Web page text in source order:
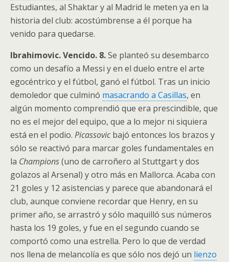
Estudiantes, al Shaktar y al Madrid le meten ya en la
historia del club: acostúmbrense a él porque ha
venido para quedarse.
Ibrahimovic. Vencido. 8.Se planteó su desembarco
como un desafío a Messi y en el duelo entre el arte
egocéntrico y el fútbol, ganó el fútbol. Tras un inicio
demoledor que culminó masacrando a Casillas, en
algún momento comprendió que era prescindible, que
no es el mejor del equipo, que a lo mejor ni siquiera
está en el podio. Picassovicbajó entonces los brazos y
sólo se reactivó para marcar goles fundamentales en
la Champions(uno de carroñero al Stuttgart y dos
golazos al Arsenal) y otro más en Mallorca. Acaba con
21 goles y 12 asistencias y parece que abandonará el
club, aunque conviene recordar que Henry, en su
primer año, se arrastró y sólo maquilló sus números
hasta los 19 goles, y fue en el segundo cuando se
comportó como una estrella. Pero lo que de verdad
nos llena de melancolía es que sólo nos dejó un lienzo